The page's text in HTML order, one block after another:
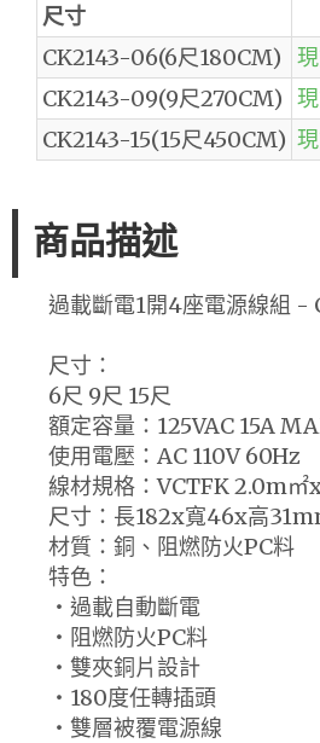
尺寸
CK2143-06(6尺180CM)
CK2143-09(9尺270CM)
CK2143-15(15尺450CM)
商品描述
過載斷電1開4座電源線組 -
尺寸：
6尺 9尺 15尺
額定容量：125VAC 15A
使用電壓：AC 110V 60Hz
線材規格：VCTFK 2.0m㎡
尺寸：長182x寬46x高
材質：銅、阻燃防火PC料
特色：
‧過載自動斷電
‧阻燃防火PC料
‧雙夾銅片設計
‧180度任轉插頭
‧雙層被覆電源線